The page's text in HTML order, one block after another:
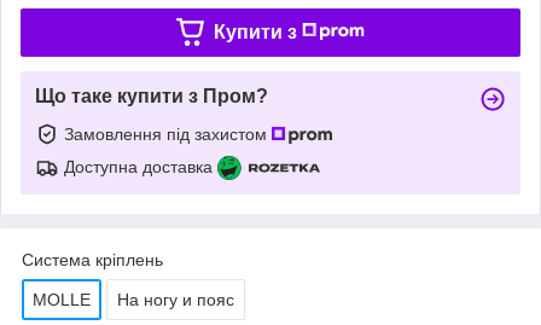
Купити з
Що таке купити з Пром?
Замовлення під захистом
Доступна доставка
Система кріплень
MOLLE На ногу и пояс